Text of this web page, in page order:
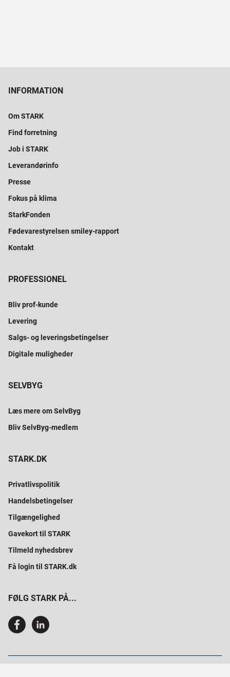
INFORMATION
Om STARK
Find forretning
Job i STARK
Leverandørinfo
Presse
Fokus på klima
StarkFonden
Fødevarestyrelsen smiley-rapport
Kontakt
PROFESSIONEL
Bliv prof-kunde
Levering
Salgs- og leveringsbetingelser
Digitale muligheder
SELVBYG
Læs mere om SelvByg
Bliv SelvByg-medlem
STARK.DK
Privatlivspolitik
Handelsbetingelser
Tilgængelighed
Gavekort til STARK
Tilmeld nyhedsbrev
Få login til STARK.dk
FØLG STARK PÅ...